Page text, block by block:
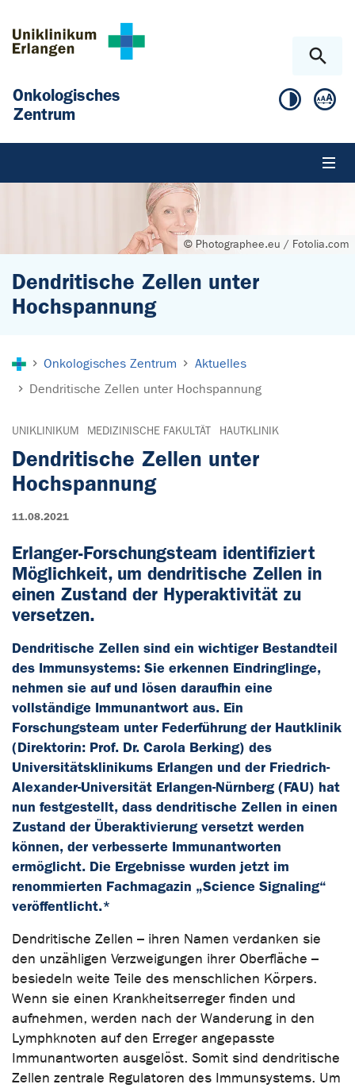
Onkologisches
Zentrum
© Photographee.eu / Fotolia.com
Dendritische Zellen unter
Hochspannung
Onkologisches Zentrum
Aktuelles
Dendritische Zellen unter Hochspannung
UNIKLINIKUM MEDIZINISCHE FAKULTÄT HAUTKLINIK
Dendritische Zellen unter
Hochspannung
11.08.2021
Erlanger-Forschungsteam identifiziert
Möglichkeit, um dendritische Zellen in
einen Zustand der Hyperaktivität zu
versetzen.
Dendritische Zellen sind ein wichtiger Bestandteil
des Immunsystems: Sie erkennen Eindringlinge,
nehmen sie auf und lösen daraufhin eine
vollständige Immunantwort aus. Ein
Forschungsteam unter Federführung der Hautklinik
(Direktorin: Prof. Dr. Carola Berking) des
Universitätsklinikums Erlangen und der Friedrich-
Alexander-Universität Erlangen-Nürnberg (FAU) hat
nun festgestellt, dass dendritische Zellen in einen
Zustand der Überaktivierung versetzt werden
können, der verbesserte Immunantworten
ermöglicht. Die Ergebnisse wurden jetzt im
renommierten Fachmagazin „Science Signaling“
veröffentlicht.*
Dendritische Zellen – ihren Namen verdanken sie
den unzähligen Verzweigungen ihrer Oberfläche –
besiedeln weite Teile des menschlichen Körpers.
Wenn sie einen Krankheitserreger finden und
aufnehmen, werden nach der Wanderung in den
Lymphknoten auf den Erreger angepasste
Immunantworten ausgelöst. Somit sind dendritische
Zellen zentrale Regulatoren des Immunsystems. Um